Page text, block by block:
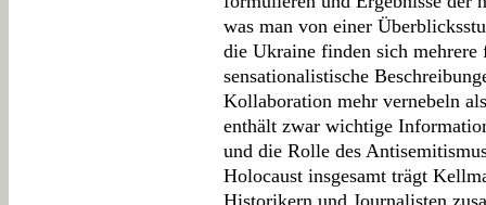
was man von einer
die Ukraine finden sich mehrere
sensationalistische
Kollaboration mehr vernebeln
enthält zwar wichtige
und die Rolle des
Holocaust insgesamt trägt
Historikern und Journalisten